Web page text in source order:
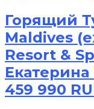
Горящий
Maldives
Resort &
459 990